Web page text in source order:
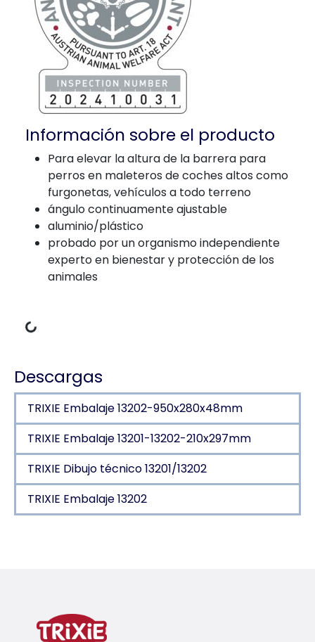
Información sobre el producto
Para elevar la altura de la barrera para
perros en maleteros de coches altos como
furgonetas, vehículos a todo terreno
ángulo continuamente ajustable
aluminio/plástico
probado por un organismo independiente
experto en bienestar y protección de los
animales
Descargas
TRIXIE Embalaje 13202-950x280x48mm
TRIXIE Embalaje 13201-13202-210x297mm
TRIXIE Dibujo técnico 13201/13202
TRIXIE Embalaje 13202
aluminio/plástico